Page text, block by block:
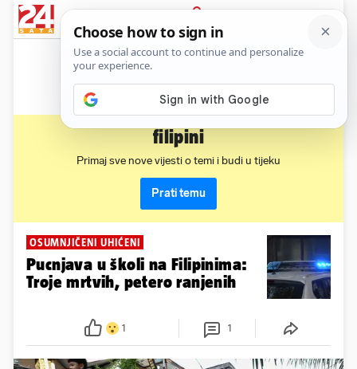
PRIJAVA
News
filipini
Primaj sve nove vijesti o temi i budi u tijeku
Prati temu
OSUMNJIČENI UHIĆENI
Pucnjava u školi na Filipinima:
Troje mrtvih, petero ranjenih
1 1